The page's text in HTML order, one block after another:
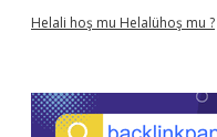
Helali hoş mu Helalühoş mu ?